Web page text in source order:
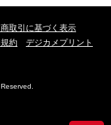
取引に基づく表示
約
デジカメプリント